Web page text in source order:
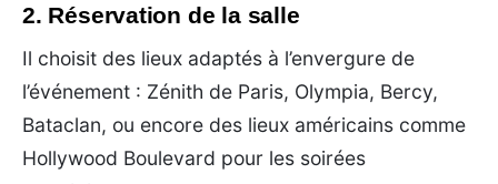
2. Réservation de la salle
Il choisit des lieux adaptés à l’envergure de
l’événement : Zénith de Paris, Olympia, Bercy,
Bataclan, ou encore des lieux américains comme
Hollywood Boulevard pour les soirées